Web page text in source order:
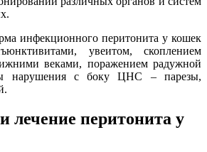
инфекционного перитонита у кошек
увеитом, скоплением
веками, поражением радужной
нарушения с боку ЦНС – парезы,
лечение перитонита у